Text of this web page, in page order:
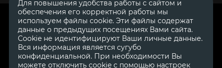
© 2007—2026 «Диалог Авто» — автосалон. Все права защищены.
Обращаем Ваше внимание на то, что данный Интернет-сайт
носит исключительно информационный характер и ни при
каких условиях не является публичной офертой, определяемой
ОГРН 1111644005153
ИНН 1644062657
Для повышения удобства работы с сайтом и
обеспечения его корректной работы мы
используем файлы cookie. Эти файлы содержат
данные о предыдущих посещениях Вами сайта.
Cookie не идентифицируют Ваши личные данные.
Вся информация является сугубо
конфиденциальной. При необходимости Вы
можете отключить cookie с помощью настроек